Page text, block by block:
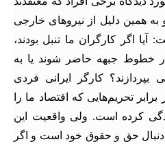
به همین دلیل از نیروهای خارجی
آیا اگر کارگران ما تنبل بودند،
خطوط جبهه حاضر شوند یا به
کارگر ایرانی فردی
تحریم‌هایی که اقتصاد ما را
کرده است. ولی واقعیت این
دنبال حق و حقوق خود است و اگر